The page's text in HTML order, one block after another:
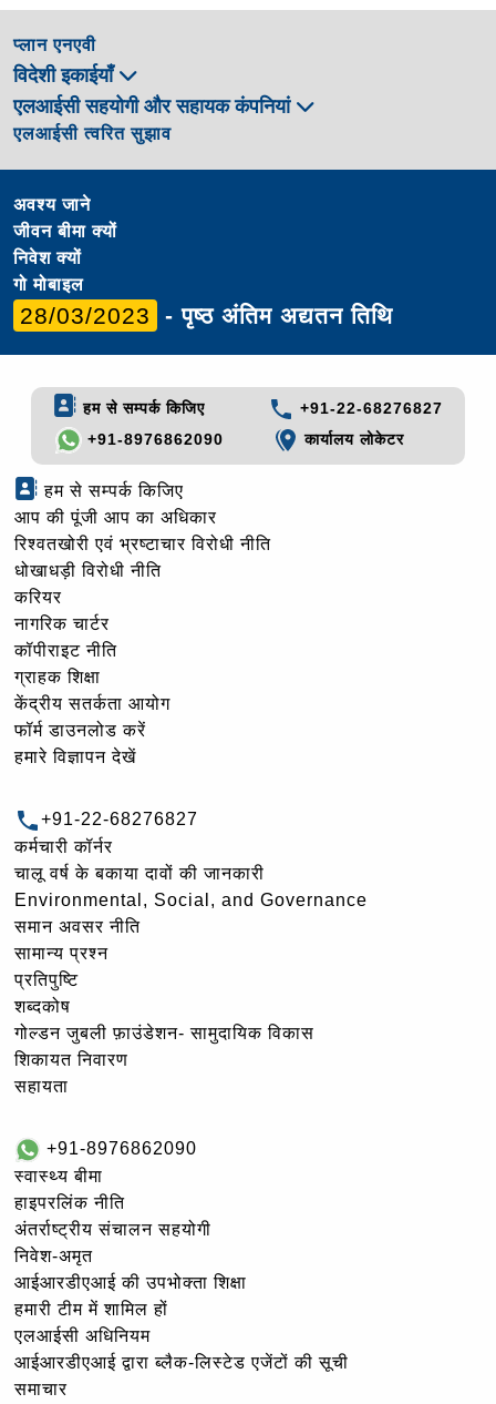
प्लान एनएवी
विदेशी इकाईयाँ
एलआईसी सहयोगी और सहायक कंपनियां
एलआईसी त्वरित सुझाव
अवश्य जाने
जीवन बीमा क्यों
निवेश क्यों
गो मोबाइल
28/03/2023 - पृष्ठ अंतिम अद्यतन तिथि
हम से सम्पर्क किजिए
+91-22-68276827
+91-8976862090
कार्यालय लोकेटर
हम से सम्पर्क किजिए
आप की पूंजी आप का अधिकार
रिश्वतखोरी एवं भ्रष्टाचार विरोधी नीति
धोखाधड़ी विरोधी नीति
करियर
नागरिक चार्टर
कॉपीराइट नीति
ग्राहक शिक्षा
केंद्रीय सतर्कता आयोग
फॉर्म डाउनलोड करें
हमारे विज्ञापन देखें
+91-22-68276827
कर्मचारी कॉर्नर
चालू वर्ष के बकाया दावों की जानकारी
Environmental, Social, and Governance
समान अवसर नीति
सामान्य प्रश्न
प्रतिपुष्टि
शब्दकोष
गोल्‍डन जुबली फ़ाउंडेशन- सामुदायिक विकास
शिकायत निवारण
सहायता
+91-8976862090
स्वास्थ्य बीमा
हाइपरलिंक नीति
अंतर्राष्ट्रीय संचालन सहयोगी
निवेश-अमृत
आईआरडीएआई की उपभोक्ता शिक्षा
हमारी टीम में शामिल हों
एलआईसी अधिनियम
आईआरडीएआई द्वारा ब्लैक-लिस्टेड एजेंटों की सूची
समाचार